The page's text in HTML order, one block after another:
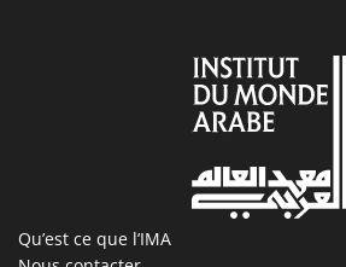
Qu’est ce que l’IMA